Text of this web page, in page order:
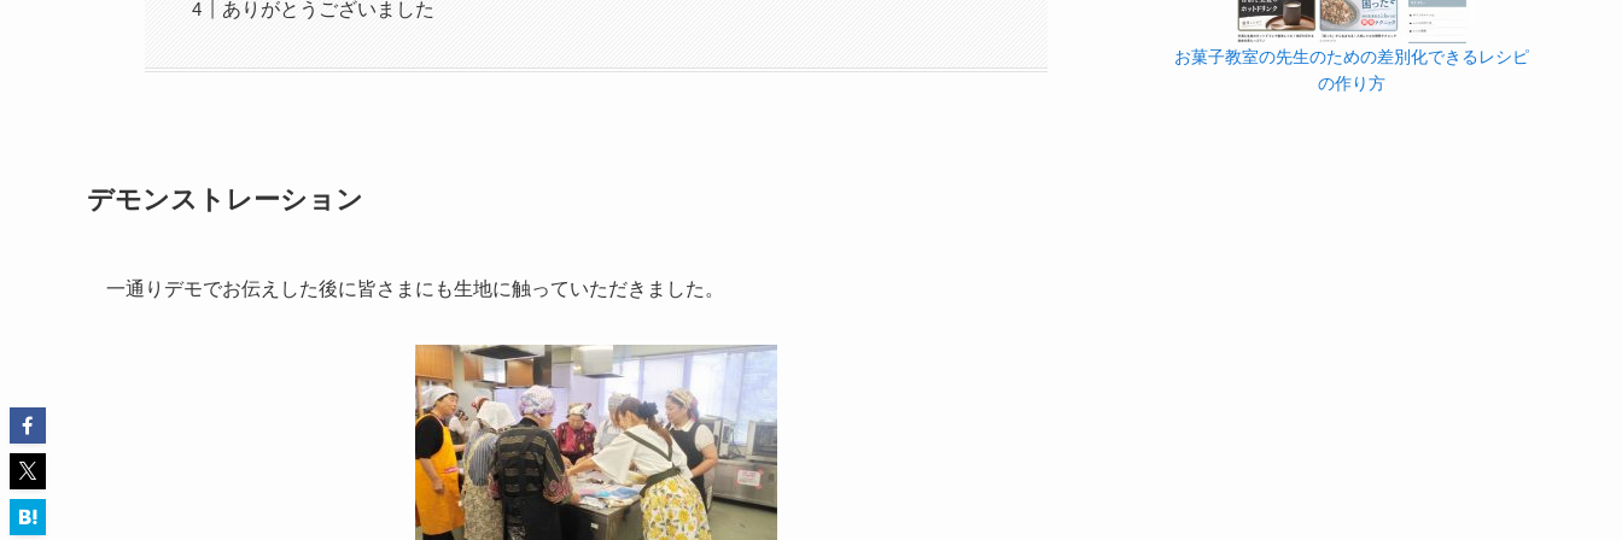
ありがとうございました
デモンストレーション
一通りデモでお伝えした後に皆さまにも生地に触っていただきました。
お菓子教室の先生のための差別化できるレシピ
の作り方